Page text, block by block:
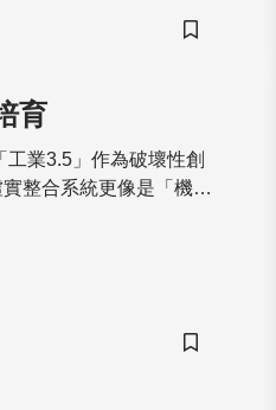
儲存書籤
育
業3.5」作為破壞性創
整合系統更像是「機械
致用行勝於言的實
儲存書籤